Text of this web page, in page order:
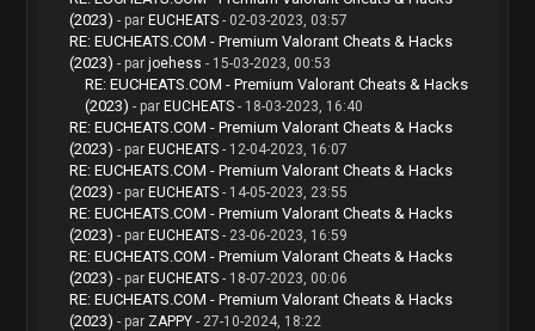
(2023) - par EUCHEATS- 02-03-2023, 03:57
RE: EUCHEATS.COM - Premium Valorant Cheats & Hacks
(2023) - par joehess - 15-03-2023, 00:53
RE: EUCHEATS.COM - Premium Valorant Cheats & Hacks
(2023) - par EUCHEATS- 18-03-2023, 16:40
RE: EUCHEATS.COM - Premium Valorant Cheats & Hacks
(2023) - par EUCHEATS- 12-04-2023, 16:07
RE: EUCHEATS.COM - Premium Valorant Cheats & Hacks
(2023) - par EUCHEATS- 14-05-2023, 23:55
RE: EUCHEATS.COM - Premium Valorant Cheats & Hacks
(2023) - par EUCHEATS- 23-06-2023, 16:59
RE: EUCHEATS.COM - Premium Valorant Cheats & Hacks
(2023) - par EUCHEATS- 18-07-2023, 00:06
RE: EUCHEATS.COM - Premium Valorant Cheats & Hacks
(2023) - par ZAPPY- 27-10-2024, 18:22